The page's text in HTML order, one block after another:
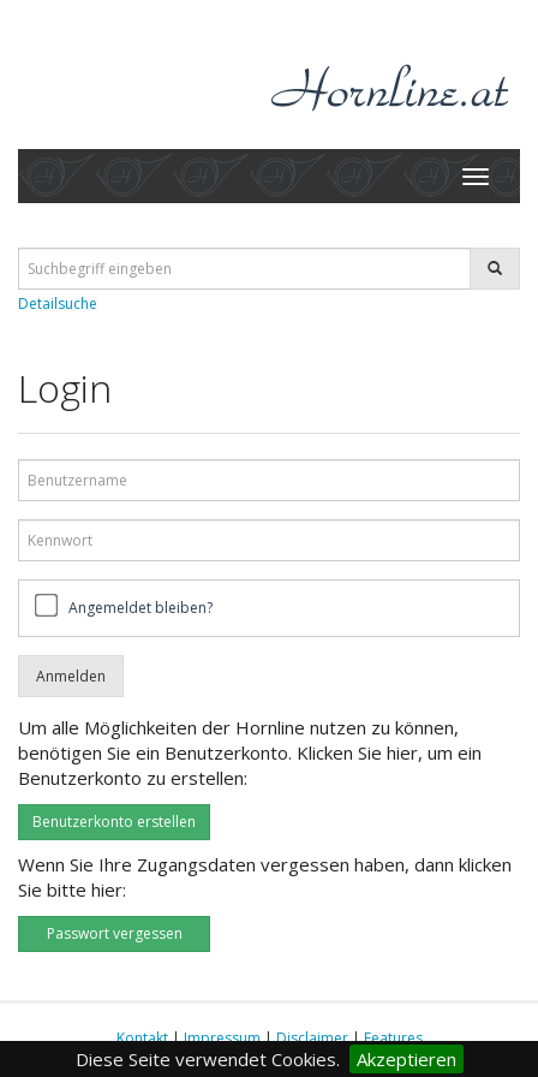
Diese Seite verwendet Cookies. Akzeptieren
Toggle
Detailsuche
Login
bleiben?Angemeldet bleiben?
Um alle Möglichkeiten der Hornline nutzen zu können,
benötigen Sie ein Benutzerkonto. Klicken Sie hier, um ein
Benutzerkonto zu erstellen:
Benutzerkonto erstellen
Wenn Sie Ihre Zugangsdaten vergessen haben, dann klicken
Sie bitte hier:
Passwort vergessen
Kontakt|Impressum|Disclaimer|Features